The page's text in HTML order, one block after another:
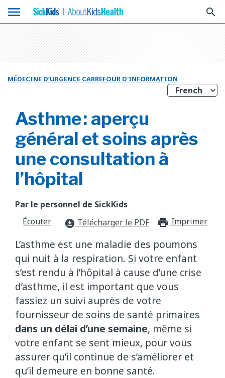
menu search
MÉDECINE D’URGENCE CARREFOUR D'INFORMATION
Asthme : aperçu
général et soins après
une consultation à
l’hôpital
Par le personnel de SickKids
Écouter
download_for_offline Télécharger le PDF Imprimer
L’asthme est une maladie des poumons
qui nuit à la respiration. Si votre enfant
s’est rendu à l’hôpital à cause d’une crise
d’asthme, il est important que vous
fassiez un suivi auprès de votre
fournisseur de soins de santé primaires
dans un délai d’une semaine, même si
votre enfant se sent mieux, pour vous
assurer qu’il continue de s’améliorer et
qu’il demeure en bonne santé.